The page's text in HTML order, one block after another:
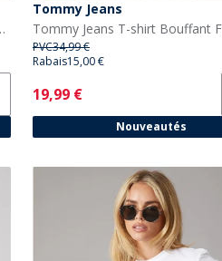
Rouge
Tommy Jeans
PVC34,99 €
Rabais15,00 €
Current
19,99 €
Nouveautés